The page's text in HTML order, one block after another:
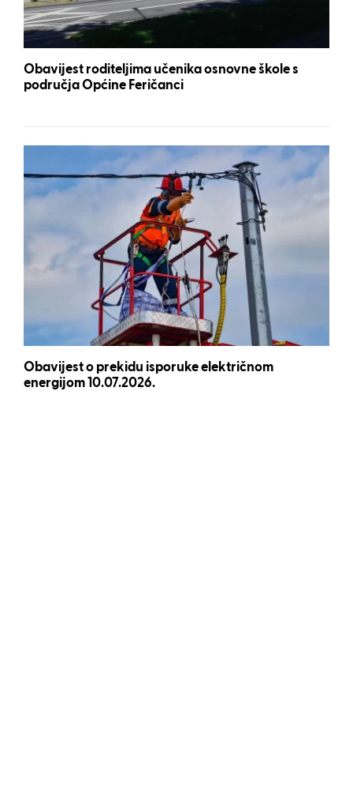
Obavijest roditeljima učenika osnovne škole s
područja Općine Feričanci
Obavijest o prekidu isporuke električnom
energijom 10.07.2026.